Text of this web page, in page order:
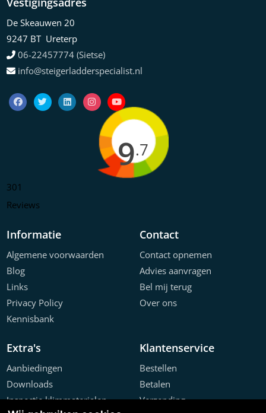
De Skeauwen 20
9247 BT Ureterp
06-22457774 (Sietse)
info@steigerladderspecialist.nl
9.7
301
Reviews
Informatie
Algemene voorwaarden
Blog
Links
Privacy Policy
Kennisbank
Contact
Contact opnemen
Advies aanvragen
Bel mij terug
Over ons
Extra's
Aanbiedingen
Downloads
Inspectie klimmaterialen
Klantenservice
Bestellen
Betalen
Verzending